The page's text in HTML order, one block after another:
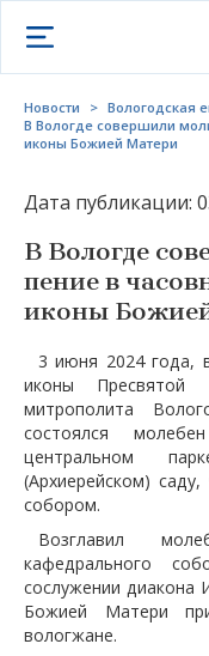
Открыть меню
Новости > Вологодская
В Вологде совершили
иконы Божией Матери
Дата публикации:
В Вологде
пение в
иконы
3 июня 2024 года,
иконы Пресвятой
митрополита
состоялся
центральном
(Архиерейском)
собором.
Возглавил
кафедрального
сослужении диакона
Божией Матери
вологжане.